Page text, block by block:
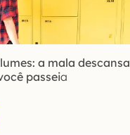
a mala descansa
passeia